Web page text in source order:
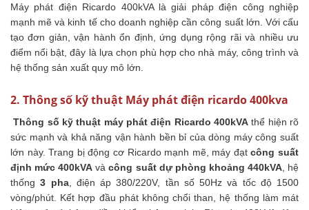
Máy phát điện Ricardo 400kVA là giải pháp điện công nghiệp
mạnh mẽ và kinh tế cho doanh nghiệp cần công suất lớn. Với cấu
tạo đơn giản, vận hành ổn định, ứng dụng rộng rãi và nhiều ưu
điểm nổi bật, đây là lựa chọn phù hợp cho nhà máy, công trình và
hệ thống sản xuất quy mô lớn.
2. Thông số kỹ thuật Máy phát điện ricardo 400kva
Thông số kỹ thuật máy phát điện Ricardo 400kVA thể hiện rõ
sức mạnh và khả năng vận hành bền bỉ của dòng máy công suất
lớn này. Trang bị động cơ Ricardo mạnh mẽ, máy đạtcông suất
định mức 400kVA vàcông suất dự phòng khoảng 440kVA, hệ
thống3 pha, điện áp 380/220V, tần số 50Hz và tốc độ 1500
vòng/phút. Kết hợp đầu phát không chổi than, hệ thống làm mát